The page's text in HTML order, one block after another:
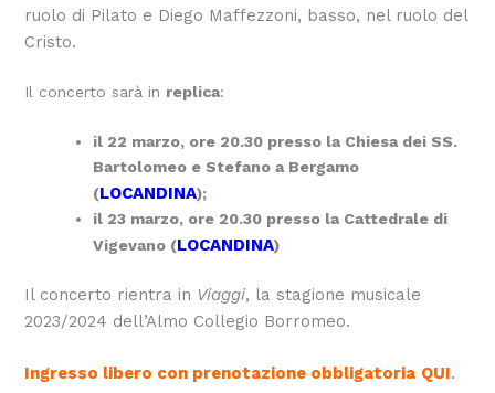
ruolo di Pilato e Diego Maffezzoni, basso, nel ruolo del
Cristo.
Il concerto sarà in replica:
il 22 marzo, ore 20.30 presso la Chiesa dei SS.
Bartolomeo e Stefano a Bergamo
(LOCANDINA);
il 23 marzo, ore 20.30 presso la Cattedrale di
Vigevano (LOCANDINA)
Il concerto rientra in Viaggi, la stagione musicale
2023/2024 dell’Almo Collegio Borromeo.
Ingresso libero con prenotazione obbligatoria QUI.